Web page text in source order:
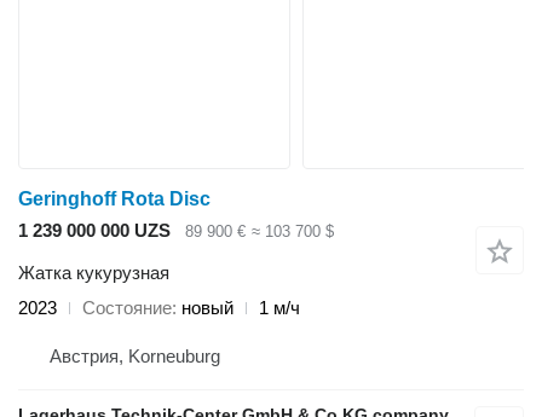
Geringhoff Rota Disc
1 239 000 000 UZS
89 900 € ≈ 103 700 $
Жатка кукурузная
2023
Состояние новый 1 м/ч
Австрия, Korneuburg